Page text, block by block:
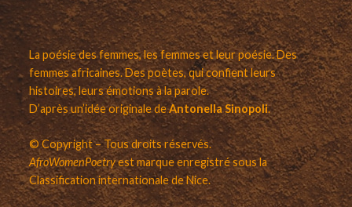
La poésie des femmes, les femmes et leur poésie. Des
femmes africaines. Des poètes, qui confient leurs
histoires, leurs émotions à la parole.
D’après un’idée originale deAntonella Sinopoli.
© Copyright – Tous droits réservés.
AfroWomenPoetryest marque enregistré sous la
Classification internationale de Nice.